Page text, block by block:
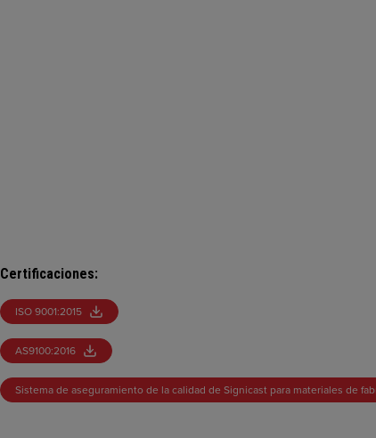
Certificaciones:
ISO 9001:2015
AS9100:2016
Sistema de aseguramiento de la calidad de Signicast para materiales de